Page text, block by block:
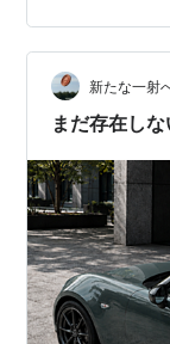
新たな一射
まだ存在し